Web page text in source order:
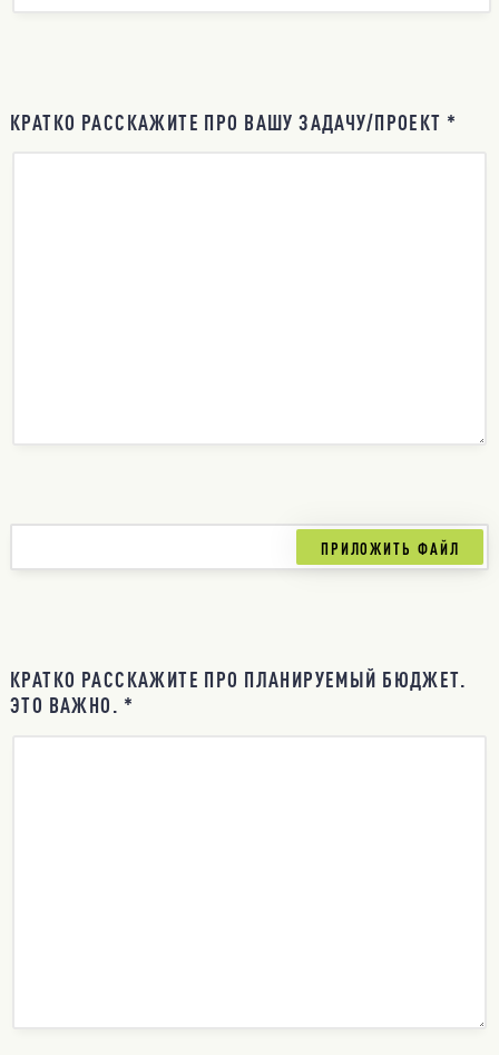
КРАТКО РАССКАЖИТЕ ПРО ВАШУ ЗАДАЧУ/ПРОЕКТ *
КРАТКО РАССКАЖИТЕ ПРО ПЛАНИРУЕМЫЙ БЮДЖЕТ.
ЭТО ВАЖНО. *